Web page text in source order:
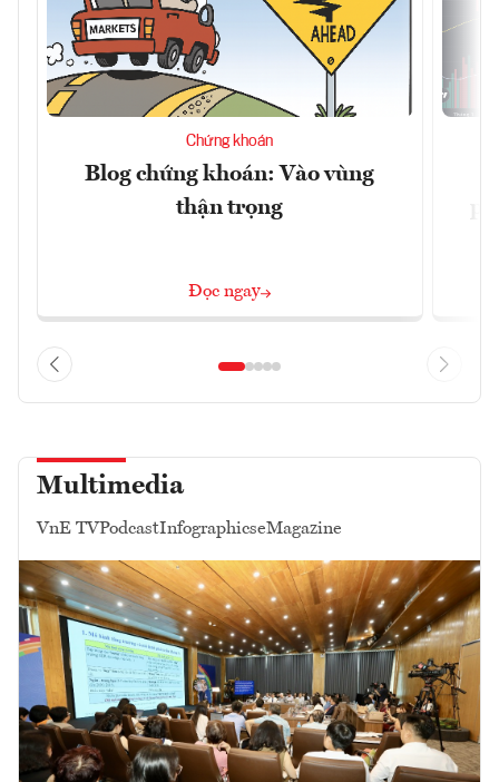
Chứng khoán
Blog chứng khoán: Vào vùng
thận trọng
Đọc ngay
Multimedia
VnE TVPodcastInfographicseMagazine